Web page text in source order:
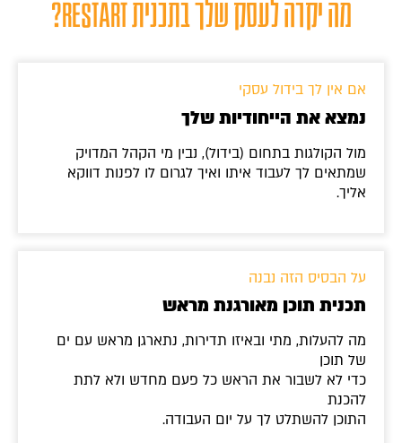
מה יקרה לעסק שלך בתכנית RESTART?
אם אין לך בידול עסקי
נמצא את הייחודיות שלך
מול הקולגות בתחום (בידול), נבין מי הקהל המדויק
שמתאים לך לעבוד איתו ואיך לגרום לו לפנות דווקא
אליך.
על הבסיס הזה נבנה
תכנית תוכן מאורגנת מראש
מה להעלות, מתי ובאיזו תדירות, נתארגן מראש עם ים
של תוכן
כדי לא לשבור את הראש כל פעם מחדש ולא לתת
להכנת
התוכן להשתלט לך על יום העבודה.